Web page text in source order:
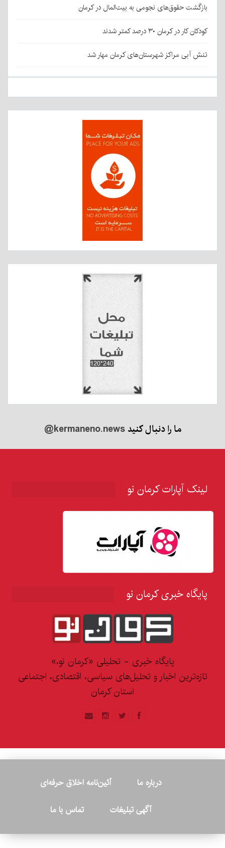
بازگشت حقوق‌های نجومی به بیت‌المال در کرمان
کودکان کار در کرمان ۳۰ درصد کمتر شدند
تنش آبی مراکز شهرستان‌های کرمان مهار شد
ما را دنبال کنید@kermaneno.news
لینک آپارات کرمان نو
پایگاه خبری کرمان نو
پایگاه خبری - تحلیلی «کرمان نو،»
تازه‌ترین اخبار و تحلیل‌های سیاسی، اقتصادی، اجتماعی
استان کرمان
درباره ما
آئین‌نامه اخلاق حرفه‌ای
آگهی تبلیغات
تماس با ما